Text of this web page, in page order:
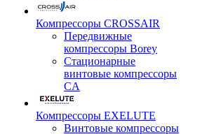
Компрессоры CROSSAIR
Передвижные
компрессоры Borey
Стационарные
винтовые компрессоры
CA
Компрессоры EXELUTE
Винтовые компрессоры